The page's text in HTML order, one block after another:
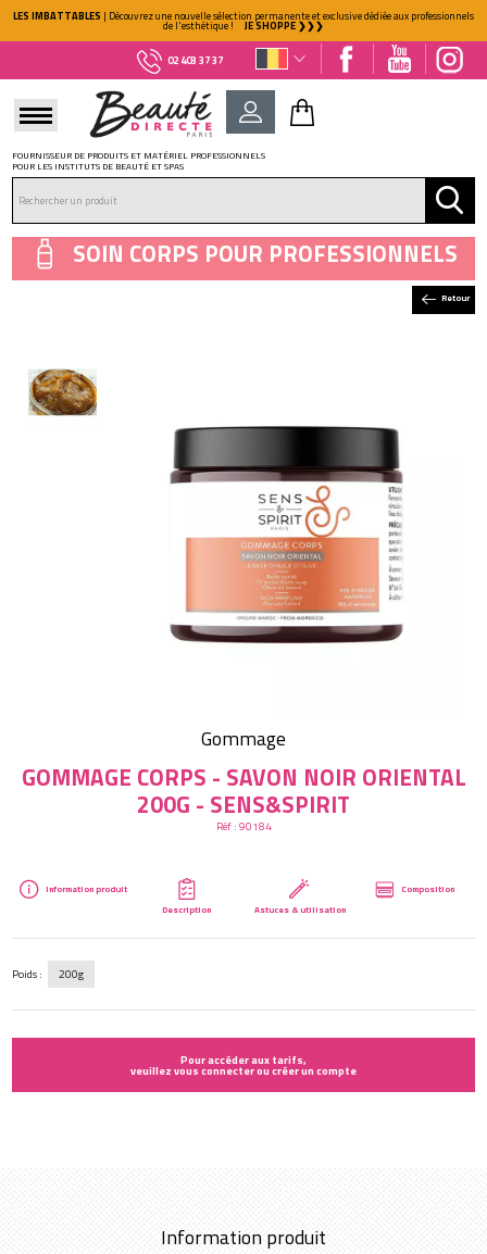
LES IMBATTABLES | Découvrez une nouvelle sélection permanente et exclusive dédiée aux professionnels
de l'esthétique ! JE SHOPPE ❯❯❯
02 403 37 37
NOUVEAU CLIENT ?
Créez votre compte
FOURNISSEUR DE PRODUITS ET MATÉRIEL PROFESSIONNELS
POUR LES INSTITUTS DE BEAUTÉ ET SPAS
Retour
SOIN CORPS POUR PROFESSIONNELS
Gommage
GOMMAGE CORPS - SAVON NOIR ORIENTAL
200G - SENS&SPIRIT
Réf :90184
Information produit
Description
Astuces & utilisation
Composition
Poids : 200g
Pour accéder aux tarifs,
veuillez vous connecter ou créer un compte
Information produit